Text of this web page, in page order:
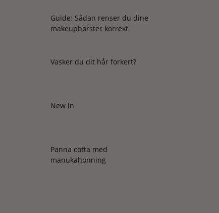
Guide: Sådan renser du dine
makeupbørster korrekt
Vasker du dit hår forkert?
New in
Panna cotta med
manukahonning